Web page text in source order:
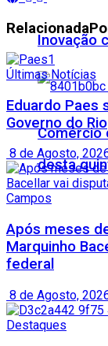
Inovação
Comércio
desta
Relacionada
Últimas Notícias
Eduardo Paes
Governo do Rio
8 de Agosto,
Campos
Após meses
Marquinho
federal
8 de Agosto,
Destaques